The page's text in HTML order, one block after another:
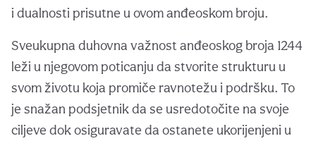
i dualnosti prisutne u ovom anđeoskom broju.
Sveukupna duhovna važnost anđeoskog broja 1244
leži u njegovom poticanju da stvorite strukturu u
svom životu koja promiče ravnotežu i podršku. To
je snažan podsjetnik da se usredotočite na svoje
ciljeve dok osiguravate da ostanete ukorijenjeni u